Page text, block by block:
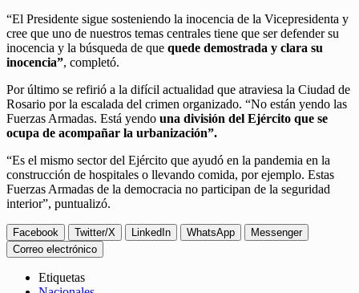
“El Presidente sigue sosteniendo la inocencia de la Vicepresidenta y
cree que uno de nuestros temas centrales tiene que ser defender su
inocencia y la búsqueda de que quede demostrada y clara su
inocencia”, completó.
Por último se refirió a la difícil actualidad que atraviesa la Ciudad de
Rosario por la escalada del crimen organizado. “No están yendo las
Fuerzas Armadas. Está yendo una división del Ejército que se
ocupa de acompañar la urbanización”.
“Es el mismo sector del Ejército que ayudó en la pandemia en la
construcción de hospitales o llevando comida, por ejemplo. Estas
Fuerzas Armadas de la democracia no participan de la seguridad
interior”, puntualizó.
Facebook Twitter/X LinkedIn WhatsApp
Messenger
Correo electrónico
Etiquetas